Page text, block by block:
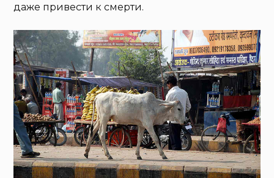
даже привести к смерти.